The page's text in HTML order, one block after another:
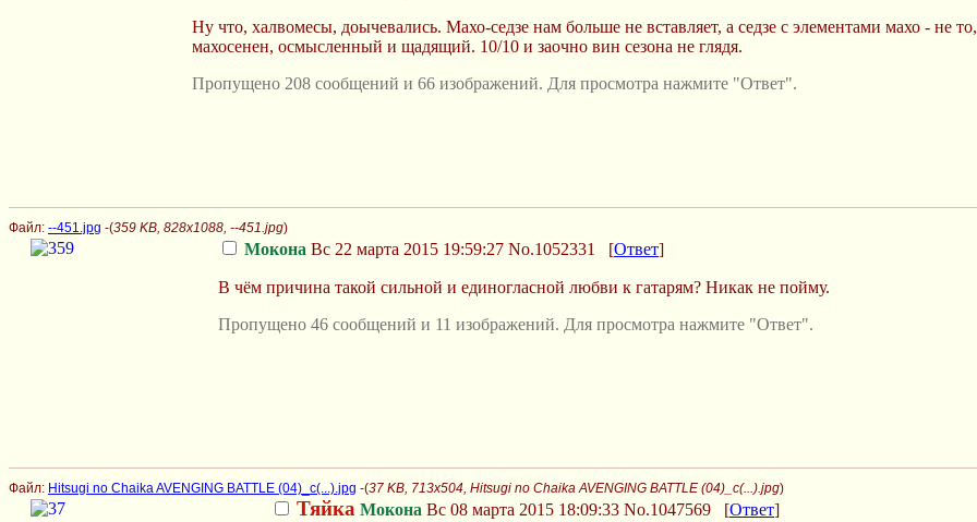
Ну что, халвомесы, доычевались. Махо-седзе нам больше не вставляет, а седзе с элементами махо - не
махосенен, осмысленный и щадящий. 10/10 и заочно вин сезона не глядя.
Пропущено 208 сообщений и 66 изображений. Для просмотра нажмите "Ответ".
Файл: --451.jpg -(359 KB, 828x1088, --451.jpg)
Мокона Вс 22 марта 2015 19:59:27 No.1052331 [Ответ]
В чём причина такой сильной и единогласной любви к гатарям? Никак не пойму.
Пропущено 46 сообщений и 11 изображений. Для просмотра нажмите "Ответ".
Файл: Hitsugi no Chaika AVENGING BATTLE (04)_c(...).jpg -(37 KB, 713x504, Hitsugi no Chaika AVENGING BATTLE (04)_c(...).jpg)
Тяйка Мокона Вс 08 марта 2015 18:09:33 No.1047569 [Ответ]